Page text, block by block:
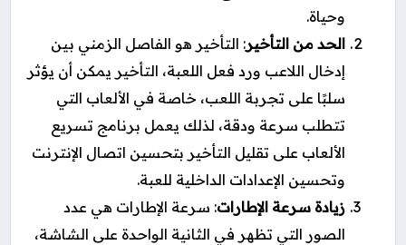
وحياة.
الحد من التأخير: التأخير هو الفاصل الزمني بين
إدخال اللاعب ورد فعل اللعبة، التأخير يمكن أن يؤثر
سلبًا على تجربة اللعب، خاصة في الألعاب التي
تتطلب سرعة ودقة، لذلك يعمل برنامج تسريع
الألعاب على تقليل التأخير بتحسين اتصال الإنترنت
وتحسين الإعدادات الداخلية للعبة.
زيادة سرعة الإطارات: سرعة الإطارات هي عدد
الصور التي تظهر في الثانية الواحدة على الشاشة،